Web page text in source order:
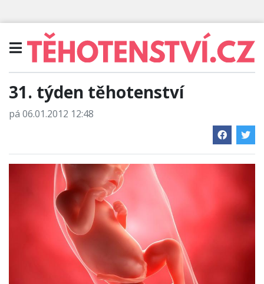
31. týden těhotenství
pá 06.01.2012 12:48